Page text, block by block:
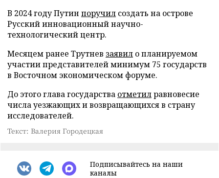
В 2024 году Путин поручил создать на острове
Русский инновационный научно-
технологический центр.
Месяцем ранее Трутнев заявил о планируемом
участии представителей минимум 75 государств
в Восточном экономическом форуме.
До этого глава государства отметилравновесие
числа уезжающих и возвращающихся в страну
исследователей.
Текст: Валерия Городецкая
Подписывайтесь на наши
каналы